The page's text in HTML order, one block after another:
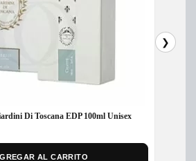
Di Toscana EDP 100ml Unisex
AL CARRITO
❯